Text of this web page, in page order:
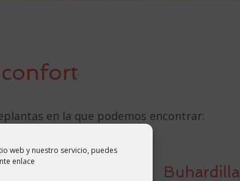
web y nuestro servicio, puedes
enlace
en la que podemos encontrar:
Buhardilla